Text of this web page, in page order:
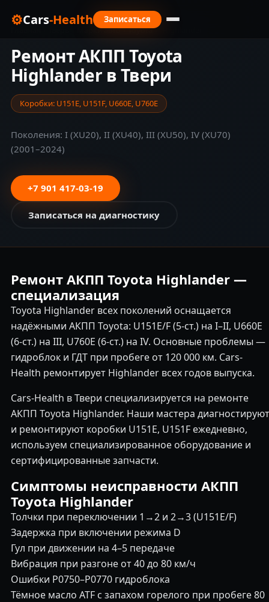
⚙Cars-Health
Записаться
Марки авто › Toyota ›
Ремонт АКПП Toyota
Highlander в Твери
Коробки: U151E, U151F, U660E, U760E
Поколения: I (XU20), II (XU40), III (XU50), IV (XU70)
(2001–2024)
+7 901 417-03-19
Записаться на диагностику
Ремонт АКПП Toyota Highlander —
специализация
Toyota Highlander всех поколений оснащается
надёжными АКПП Toyota: U151E/F (5-ст.) на I–II, U660E
(6-ст.) на III, U760E (6-ст.) на IV. Основные проблемы —
гидроблок и ГДТ при пробеге от 120 000 км. Cars-
Health ремонтирует Highlander всех годов выпуска.
Cars-Health в Твери специализируется на ремонте
АКПП Toyota Highlander. Наши мастера диагностируют
и ремонтируют коробки U151E, U151F ежедневно,
используем специализированное оборудование и
сертифицированные запчасти.
Симптомы неисправности АКПП
Toyota Highlander
Толчки при переключении 1→2 и 2→3 (U151E/F)
Задержка при включении режима D
Гул при движении на 4–5 передаче
Вибрация при разгоне от 40 до 80 км/ч
Ошибки P0750–P0770 гидроблока
Тёмное масло ATF с запахом горелого при пробеге 80